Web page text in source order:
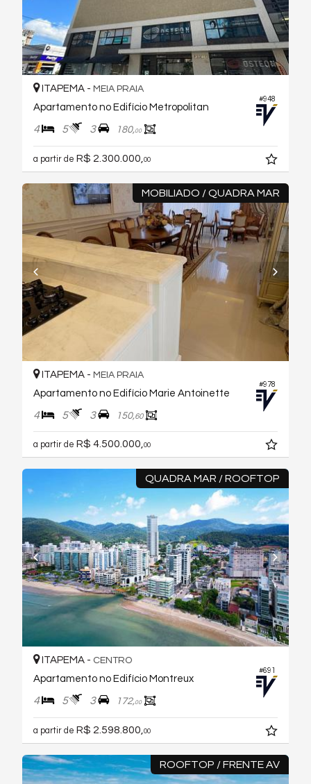
#948
ITAPEMA - MEIA PRAIA
Apartamento no Edifício Metropolitan
4 5 3 180,00
a partir de R$ 2.300.000, 00
MOBILIADO / QUADRA MAR
#978
ITAPEMA - MEIA PRAIA
Apartamento no Edifício Marie Antoinette
4 5 3 150,60
a partir de R$ 4.500.000, 00
QUADRA MAR / ROOFTOP
#691
ITAPEMA - CENTRO
Apartamento no Edifício Montreux
4 5 3 172,00
a partir de R$ 2.598.800, 00
ROOFTOP / FRENTE AV